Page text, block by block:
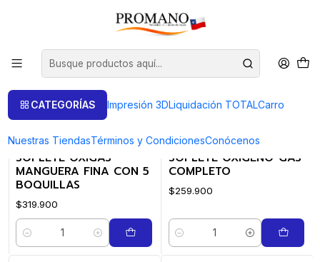
CATEGORÍAS Impresión 3DLiquidación TOTALCarro
Nuestras TiendasTérminos y CondicionesConócenos
Soldar Fundir Sopletes
Sopletes
FILTROS
091120510|
SOPLETE OXIGAS
MANGUERA FINA CON 5
BOQUILLAS
$319.900
Cantidad
0909500|
SOPLETE OXIGENO-GAS
COMPLETO
$259.900
Cantidad